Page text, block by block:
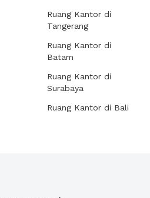
Ruang Kantor di
Tangerang
Ruang Kantor di
Batam
Ruang Kantor di
Surabaya
Ruang Kantor di Bali